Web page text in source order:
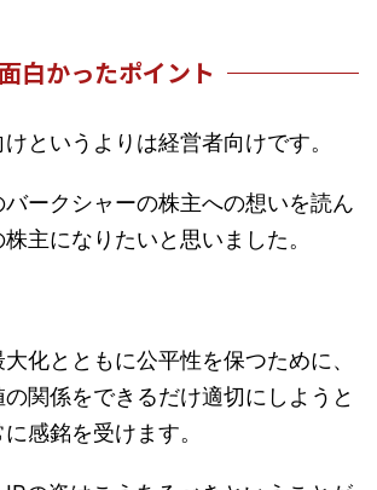
面白かったポイント
というよりは経営者向けです。
ークシャーの株主への想いを読ん
主になりたいと思いました。
化とともに公平性を保つために、
関係をできるだけ適切にしようと
感銘を受けます。